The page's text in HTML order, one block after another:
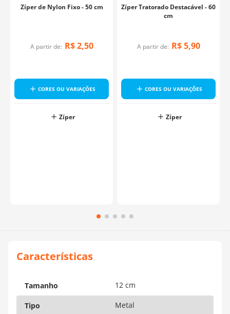
Zíper de Nylon Fixo - 50 cm
A partir de: R$ 2,50
CORES OU VARIAÇÕES
Zíper
Zíper Tratorado Destacável - 60
cm
A partir de: R$ 5,90
CORES OU VARIAÇÕES
Zíper
Tamanho 12 cm
Tipo Metal